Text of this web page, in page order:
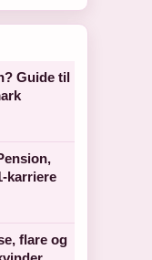
Guide til
karriere
flare og